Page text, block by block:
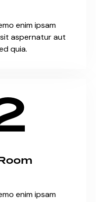
enim ipsam
aspernatur aut
quia.
enim ipsam